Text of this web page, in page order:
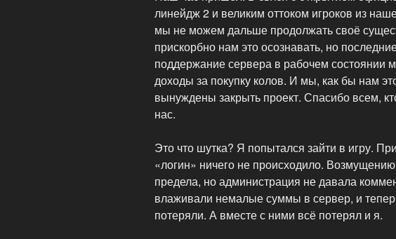
линейдж 2 и великим оттоком игроков из
мы не можем дальше продолжать своё
прискорбно нам это осознавать, но
поддержание сервера в рабочем состоянии
доходы за покупку колов. И мы, как бы нам
вынуждены закрыть проект. Спасибо всем,
нас.
Это что шутка? Я попытался зайти в игру.
«логин» ничего не происходило.
предела, но администрация не давала
влаживали немалые суммы в сервер, и
потеряли. А вместе с ними всё потерял и я.